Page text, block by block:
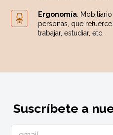
Ergonomía:
personas, que
trabajar, estudiar, etc.
Suscríbete a